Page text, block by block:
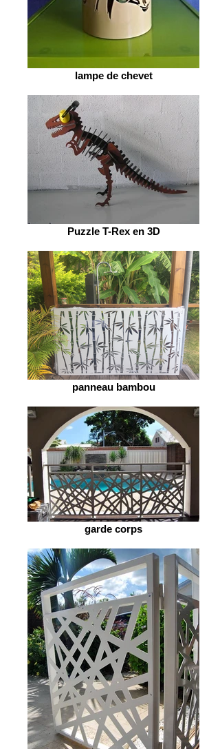
lampe de chevet
Puzzle T-Rex en 3D
panneau bambou
garde corps